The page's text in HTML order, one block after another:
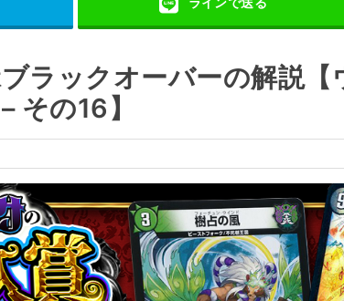
ブラックオーバーの解説
その16】